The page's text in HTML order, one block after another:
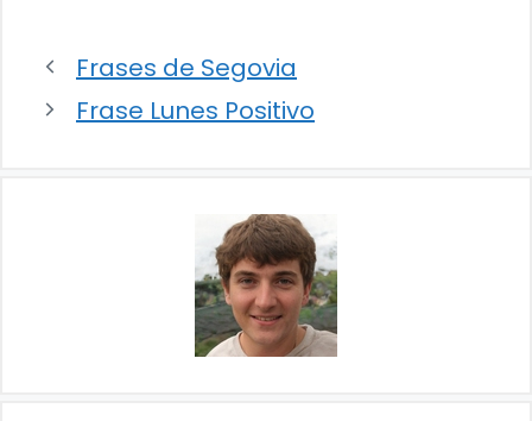
Frases de Segovia
Frase Lunes Positivo